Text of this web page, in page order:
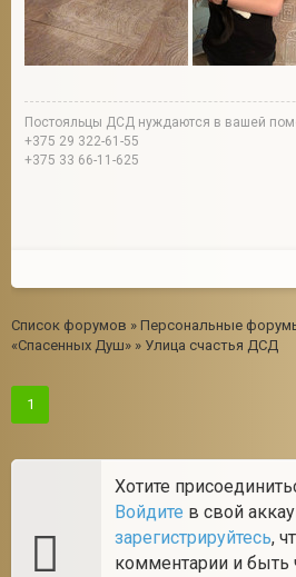
Постояльцы ДСД нуждаются в вашей
+375 29 322-61-55
+375 33 66-11-625
Список форумов » Персональные
«Спасенных Душ» » Улица счастья ДСД
1
Хотите
Войдите в свой
зарегистрируйтесь,
комментарии и быть